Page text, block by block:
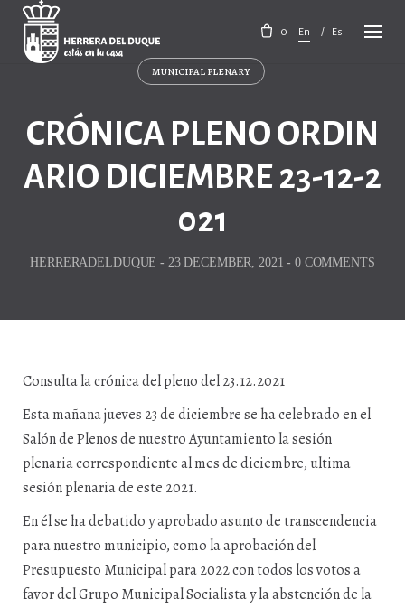
Skip
content
0 En Es
MUNICIPAL PLENARY
CRÓNICA PLENO ORDIN
ARIO DICIEMBRE 23-12-2
021
HERRERADELDUQUE- 23 DECEMBER, 2021- 0 COMMENTS
Consulta la crónica del pleno del 23.12.2021
Esta mañana jueves 23 de diciembre se ha celebrado en el
Salón de Plenos de nuestro Ayuntamiento la sesión
plenaria correspondiente al mes de diciembre, ultima
sesión plenaria de este 2021.
En él se ha debatido y aprobado asunto de transcendencia
para nuestro municipio, como la aprobación del
Presupuesto Municipal para 2022 con todos los votos a
favor del Grupo Municipal Socialista y la abstención de la